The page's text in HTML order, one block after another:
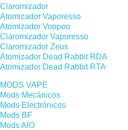
Claromizador
Atomizador Vaporesso
Atomizador Voopoo
Claromizador Vaporesso
Claromizador Zeus
Atomizador Dead Rabbit RDA
Atomizador Dead Rabbit RTA
MODS VAPE
Mods Mecánicos
Mods Electrónicos
Mods BF
Mods AIO